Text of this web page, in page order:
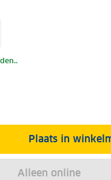
Plaats in
Alleen online